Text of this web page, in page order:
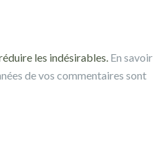
les indésirables. En savoir
de vos commentaires sont